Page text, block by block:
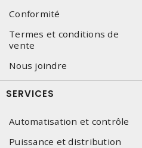
Conformité
Termes et conditions de
vente
Nous joindre
SERVICES
Automatisation et contrôle
Puissance et distribution